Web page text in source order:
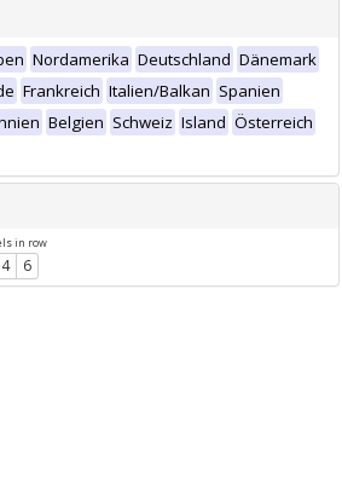
Nordamerika Deutschland Dänemark
Frankreich Italien/Balkan Spanien
Belgien Schweiz Island Österreich
in row
4 6